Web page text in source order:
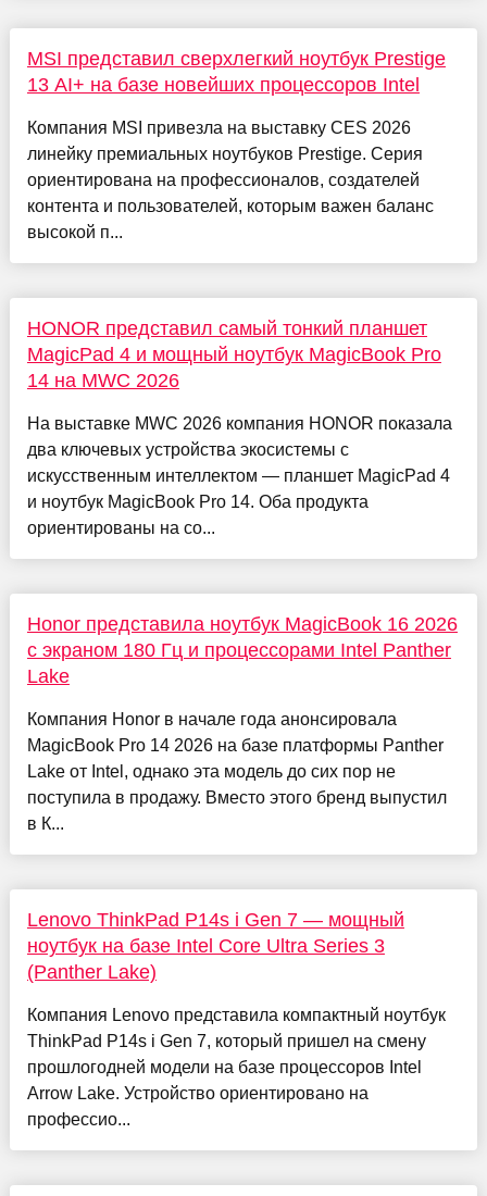
MSI представил сверхлегкий ноутбук Prestige
13 AI+ на базе новейших процессоров Intel
Компания MSI привезла на выставку CES 2026
линейку премиальных ноутбуков Prestige. Серия
ориентирована на профессионалов, создателей
контента и пользователей, которым важен баланс
высокой п...
HONOR представил самый тонкий планшет
MagicPad 4 и мощный ноутбук MagicBook Pro
14 на MWC 2026
На выставке MWC 2026 компания HONOR показала
два ключевых устройства экосистемы с
искусственным интеллектом — планшет MagicPad 4
и ноутбук MagicBook Pro 14. Оба продукта
ориентированы на со...
Honor представила ноутбук MagicBook 16 2026
с экраном 180 Гц и процессорами Intel Panther
Lake
Компания Honor в начале года анонсировала
MagicBook Pro 14 2026 на базе платформы Panther
Lake от Intel, однако эта модель до сих пор не
поступила в продажу. Вместо этого бренд выпустил
в К...
Lenovo ThinkPad P14s i Gen 7 — мощный
ноутбук на базе Intel Core Ultra Series 3
(Panther Lake)
Компания Lenovo представила компактный ноутбук
ThinkPad P14s i Gen 7, который пришел на смену
прошлогодней модели на базе процессоров Intel
Arrow Lake. Устройство ориентировано на
профессио...